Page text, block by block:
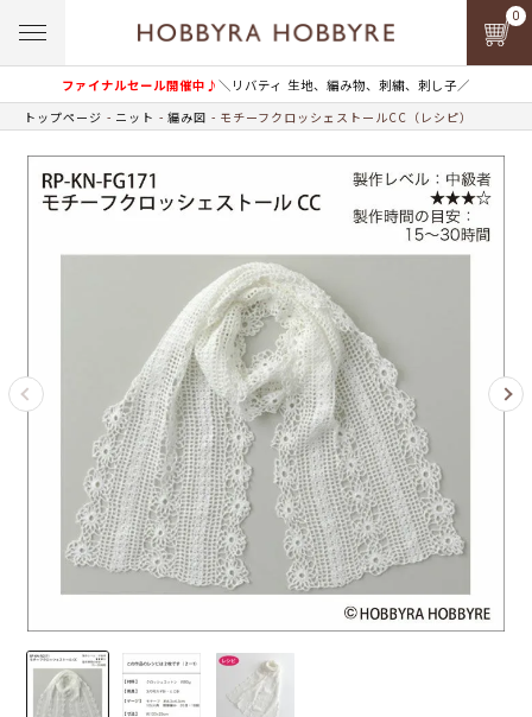
ファイナルセール開催中♪＼リバティ 生地、編み物、刺繍、刺し子／
0
トップページ ニット 編み図 モチーフクロッシェストールCC（レシピ）